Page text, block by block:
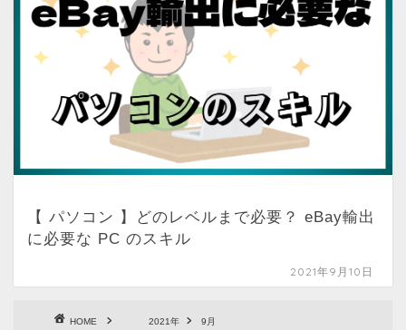
【 パソコン 】どのレベルまで必要？ eBay輸出
に必要な PC のスキル
2021年9月10日
HOME 2021年 9月